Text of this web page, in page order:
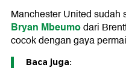
Manchester United sudah
Bryan Mbeumodari
cocok dengan gaya
Baca juga: